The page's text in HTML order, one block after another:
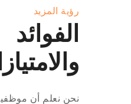
رؤية المزيد
الفوائد
نحن نعلم أن